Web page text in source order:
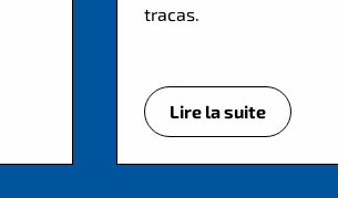
tracas.
Lire la suite